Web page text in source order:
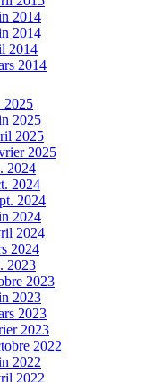
2014
2014
2014
2014
2025
2025
2025
2025
2024
2024
2024
2024
2024
2024
2023
2023
2023
2023
2023
2022
2022
2022